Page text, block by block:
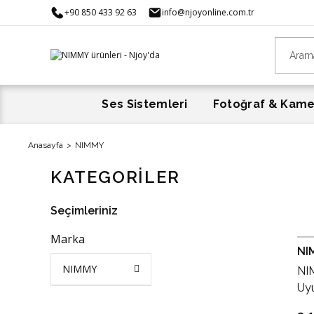
+90 850 433 92 63 info@njoyonline.com.tr
Ses Sistemleri Fotoğraf &
Anasayfa NIMMY
KATEGORİLER
Seçimleriniz
Marka
NIMMY